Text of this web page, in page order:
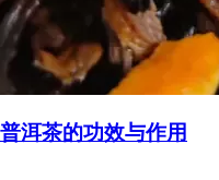
洱茶的功效与作用